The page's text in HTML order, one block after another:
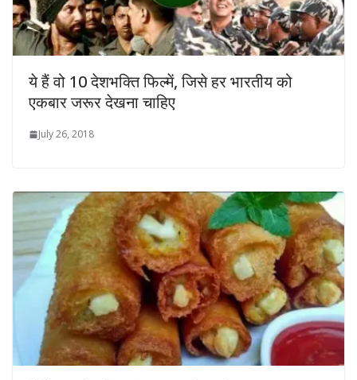
ये हैं वो 10 देशभक्ति फिल्में, जिसे हर भारतीय को
एकबार जरूर देखना चाहिए
July 26, 2018